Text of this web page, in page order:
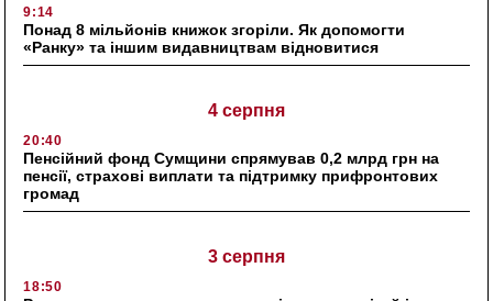
9:14
Понад 8 мільйонів книжок згоріли. Як допомогти
«Ранку» та іншим видавництвам відновитися
4 серпня
20:40
Пенсійний фонд Сумщини спрямував 0,2 млрд грн на
пенсії, страхові виплати та підтримку прифронтових
громад
3 серпня
18:50